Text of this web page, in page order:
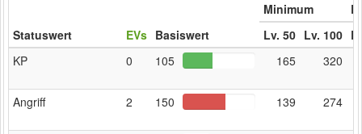
Statuswert EVs Basiswert
Minimum
Lv. 50 Lv. 100
KP
0 105 165 320
Angriff 2 150 139 274